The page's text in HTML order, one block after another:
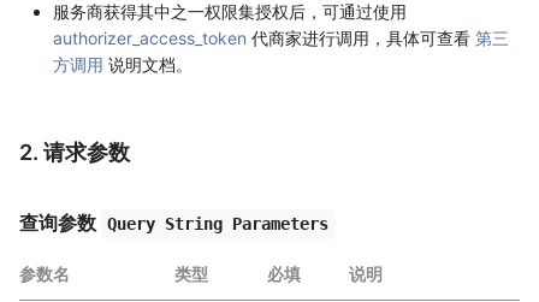
服务商获得其中之一权限集授权后，可通过使用
authorizer_access_token 代商家进行调用，具体可查看 第三
方调用 说明文档。
2. 请求参数
查询参数 Query String Parameters
参数名 类型 必填 说明